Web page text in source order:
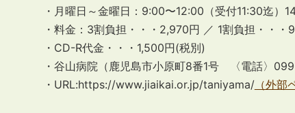
・月曜日～金曜日：9:00〜12:00（受付11:30迄）
・料金：3割負担・・・2,970円 ／ 1割負担・・・
・CD-R代金・・・1,500円(税別)
・谷山病院（鹿児島市小原町8番1号 〈電話〉
・URL:https://www.jiaikai.or.jp/taniyama/（外部